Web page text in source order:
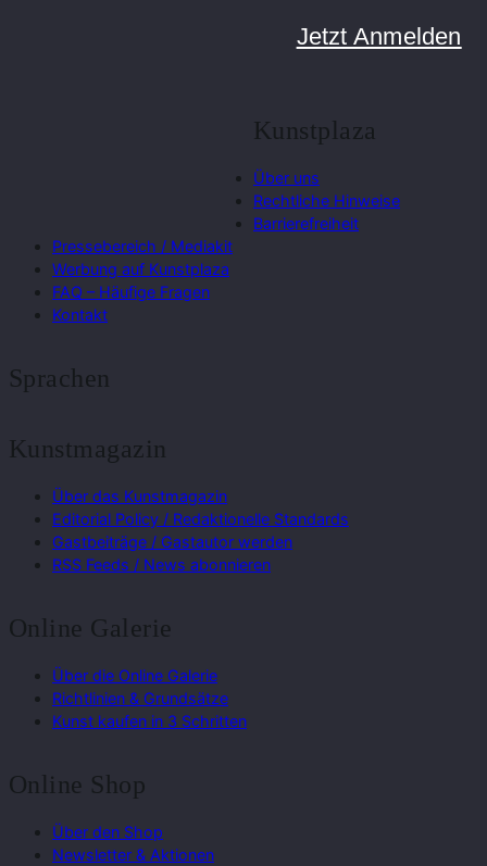
Jetzt Anmelden
Kunstplaza
Über uns
Rechtliche Hinweise
Barrierefreiheit
Pressebereich / Mediakit
Werbung auf Kunstplaza
FAQ – Häufige Fragen
Kontakt
Sprachen
Kunstmagazin
Über das Kunstmagazin
Editorial Policy / Redaktionelle Standards
Gastbeiträge / Gastautor werden
RSS Feeds / News abonnieren
Online Galerie
Über die Online Galerie
Richtlinien & Grundsätze
Kunst kaufen in 3 Schritten
Online Shop
Über den Shop
Newsletter & Aktionen